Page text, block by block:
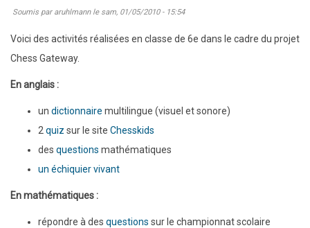
Soumis par aruhlmannle sam, 01/05/2010 - 15:54
Voici des activités réalisées en classe de 6e dans le cadre du projet
Chess Gateway.
En anglais :
un dictionnaire multilingue (visuel et sonore)
2 quiz sur le site Chesskids
des questions mathématiques
un échiquier vivant
En mathématiques :
répondre à des questions sur le championnat scolaire